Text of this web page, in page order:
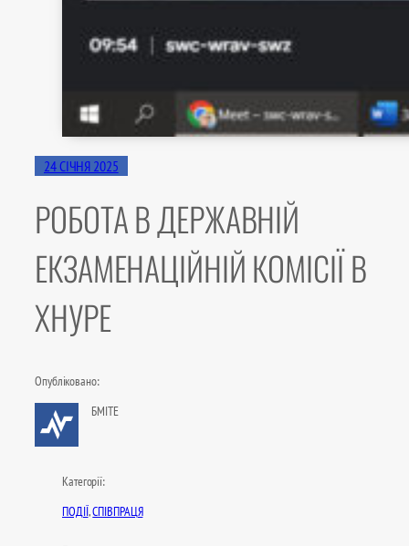
24 СІЧНЯ 2025
РОБОТА В ДЕРЖАВНІЙ
ЕКЗАМЕНАЦІЙНІЙ КОМІСІЇ В
ХНУРЕ
Опубліковано:
БМІТЕ
Категорії:
ПОДІЇ, СПІВПРАЦЯ